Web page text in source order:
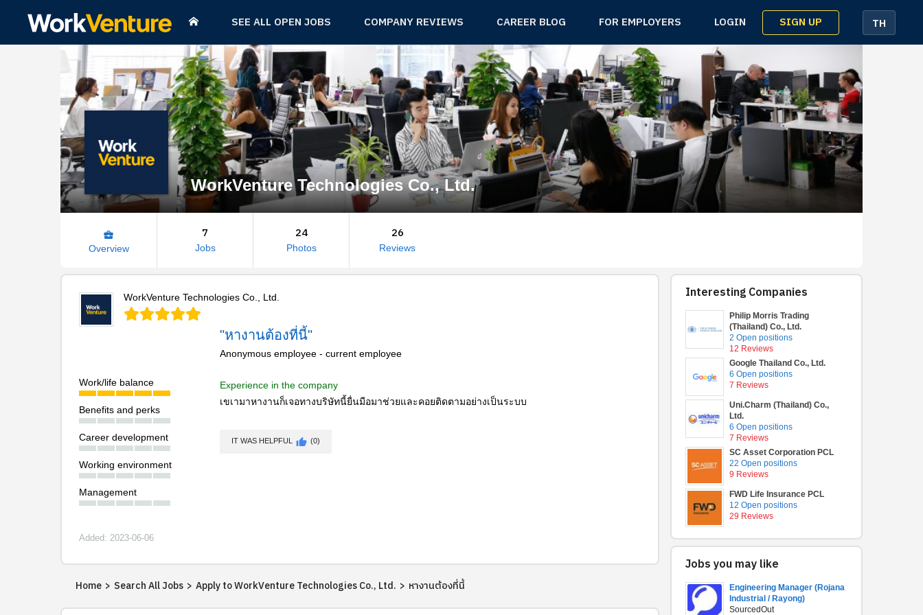
SEE ALL OPEN JOBS COMPANY REVIEWS CAREER BLOG FOR EMPLOYERS LOGIN SIGN UP TH
WorkVenture Technologies Co., Ltd.
business_center
Overview
7
Jobs
24
Photos
26
Reviews
WorkVenture Technologies Co., Ltd.
"หางานต้องที่นี้"
Anonymous employee - current employee
Work/life balance
Benefits and perks
Career development
Working environment
Management
Added: 2023-06-06
Experience in the company
เขเามาหางานก็เจอทางบริษัท​นี้ยื่นมือมาช่วยและคอยติดตามอย่างเป็นระบบ
IT WAS HELPFUL thumb_up (0)
Home > Search All Jobs > Apply to WorkVenture Technologies Co., Ltd. > หางานต้องที่นี้
Interesting Companies
Philip Morris Trading
(Thailand) Co., Ltd.
2 Open positions
12 Reviews
Google Thailand Co., Ltd.
6 Open positions
7 Reviews
Uni.Charm (Thailand) Co.,
Ltd.
6 Open positions
7 Reviews
SC Asset Corporation PCL
22 Open positions
9 Reviews
FWD Life Insurance PCL
12 Open positions
29 Reviews
Jobs you may like
Engineering Manager (Rojana
Industrial / Rayong)
SourcedOut